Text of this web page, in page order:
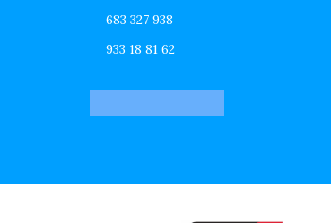
683 327 938
933 18 81 62